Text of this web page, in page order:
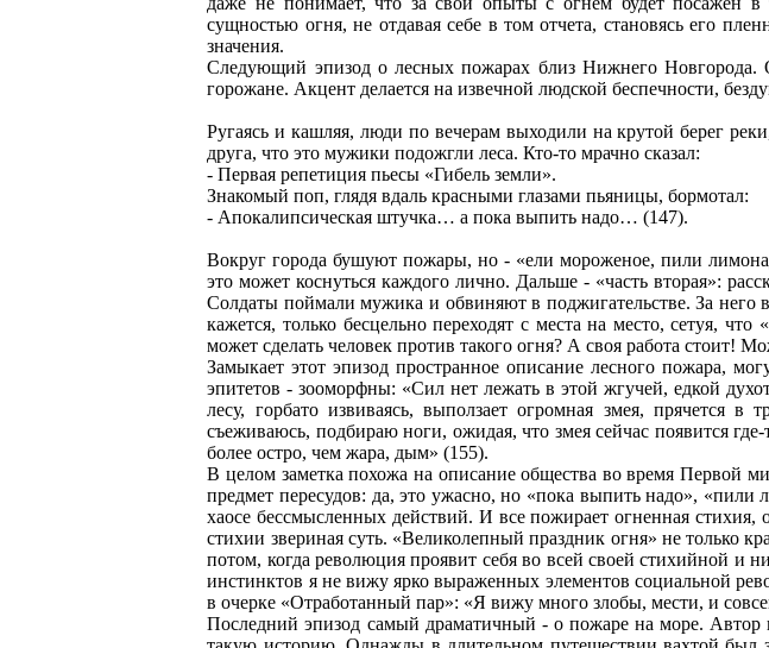
сущностью огня, не отдавая себе в том отчета, становясь его
значения.
Следующий эпизод о лесных пожарах близ Нижнего Новгорода.
горожане. Акцент делается на извечной людской беспечности,
Ругаясь и кашляя, люди по вечерам выходили на крутой берег
друга, что это мужики подожгли леса. Кто-то мрачно сказал:
- Первая репетиция пьесы «Гибель земли».
Знакомый поп, глядя вдаль красными глазами пьяницы, бормотал:
- Апокалипсическая штучка… а пока выпить надо… (147).
Вокруг города бушуют пожары, но - «ели мороженое, пили
это может коснуться каждого лично. Дальше - «часть вторая»:
Солдаты поймали мужика и обвиняют в поджигательстве. За него
кажется, только бесцельно переходят с места на место, сетуя,
может сделать человек против такого огня? А своя работа
Замыкает этот эпизод пространное описание лесного пожара,
эпитетов - зооморфны: «Сил нет лежать в этой жгучей, едкой
лесу, горбато извиваясь, выползает огромная змея, прячется
съеживаюсь, подбираю ноги, ожидая, что змея сейчас появится
более остро, чем жара, дым» (155).
В целом заметка похожа на описание общества во время Первой
предмет пересудов: да, это ужасно, но «пока выпить надо»,
хаосе бессмысленных действий. И все пожирает огненная
стихии звериная суть. «Великолепный праздник огня» не только
потом, когда революция проявит себя во всей своей стихийной и
инстинктов я не вижу ярко выраженных элементов социальной
в очерке «Отработанный пар»: «Я вижу много злобы, мести, и
Последний эпизод самый драматичный - о пожаре на море. Автор